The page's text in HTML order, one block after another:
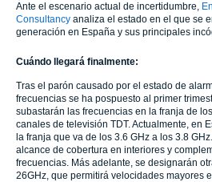
Ante el escenario actual de incertidumbre,
Consultancy analiza el estado en el que se
generación en España y sus principales
Cuándo llegará finalmente:
Tras el parón causado por el estado de
frecuencias se ha pospuesto al primer
subastarán las frecuencias en la franja de
canales de televisión TDT. Actualmente, en
la franja que va de los 3.6 GHz a los 3.8
alcance de cobertura en interiores y
frecuencias. Más adelante, se designarán
26GHz, que permitirá velocidades mayores